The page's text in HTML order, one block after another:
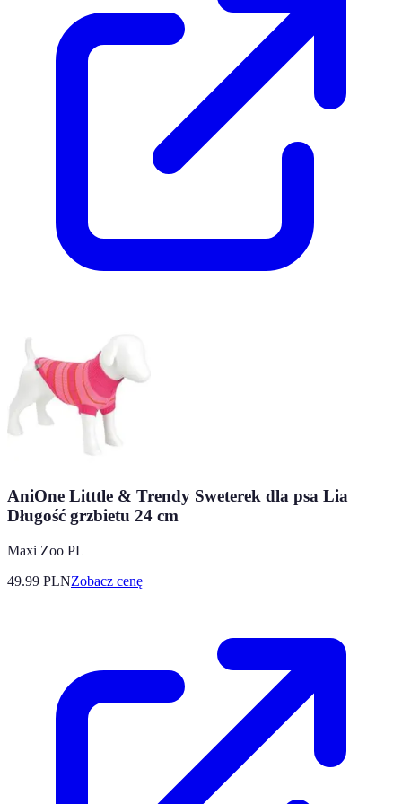
AniOne Litttle & Trendy Sweterek dla psa Lia
Długość grzbietu 24 cm
Maxi Zoo PL
49.99 PLNZobacz cenę